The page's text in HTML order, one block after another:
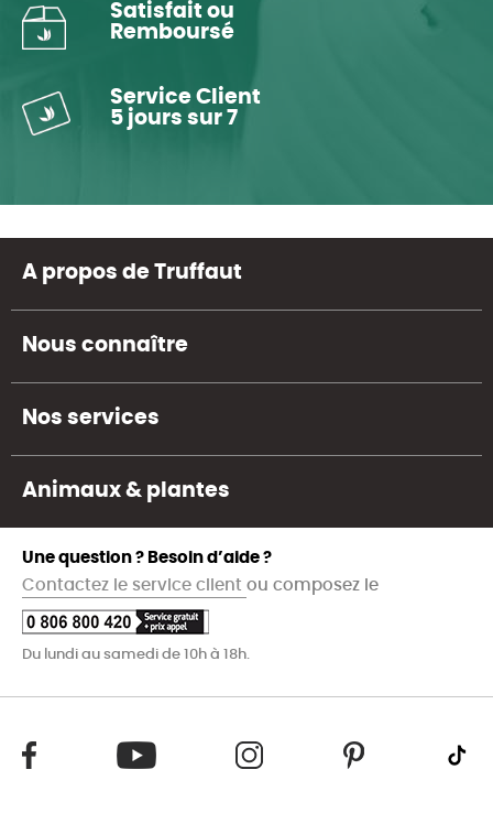
Satisfait ou
Remboursé
Service Client
5 jours sur 7
A propos de Truffaut
Nous connaître
Nos services
Animaux & plantes
Une question ? Besoin d’aide ?
Contactez le service client ou composez le
Du lundi au samedi de 10h à 18h.